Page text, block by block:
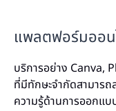
แพลตฟอร์มออ
บริการอย่าง Canva,
ที่มีทักษะจำกัดสามาร
ความรู้ด้านการออกแบ